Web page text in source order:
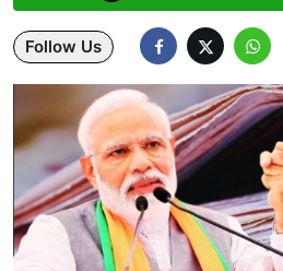
Lifestyle
Health
Development
Career
Literature
Tour & Travel
Follow Us